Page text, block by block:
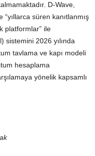
D-Wave,
süren kanıtlanmış
platformlar” ile
sistemini 2026 yılında
tavlama ve kapı modeli
hesaplama
yönelik kapsamlı